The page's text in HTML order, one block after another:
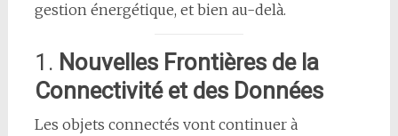
gestion énergétique, et bien au-delà.
1. Nouvelles Frontières de la
Connectivité et des Données
Les objets connectés vont continuer à